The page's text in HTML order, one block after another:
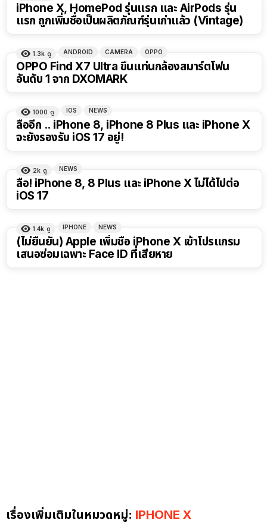
iPhone X, HomePod รุ่นแรก และ AirPods รุ่น
แรก ถูกเพิ่มชื่อเป็นผลิตภัณฑ์รุ่นเก่าแล้ว (Vintage)
1.3k ดู ANDROID CAMERA OPPO
OPPO Find X7 Ultra ขึ้นแท่นกล้องสมาร์ตโฟน
อันดับ 1 จาก DXOMARK
1000 ดู IOS NEWS
ลืออีก .. iPhone 8, iPhone 8 Plus และ iPhone X
จะยังรองรับ iOS 17 อยู่!
2k ดู NEWS
ลือ! iPhone 8, 8 Plus และ iPhone X ไม่ได้ไปต่อ
iOS 17
1.4k ดู IPHONE NEWS
(ไม่ยืนยัน) Apple เพิ่มชื่อ iPhone X เข้าโปรแกรม
เสนอซ่อมเฉพาะ Face ID ที่เสียหาย
เรื่องเพิ่มเติมในหมวดหมู่: IPHONE X